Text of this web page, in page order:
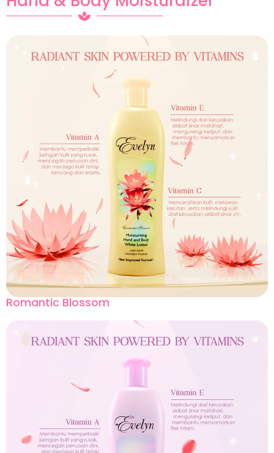
Romantic Blossom